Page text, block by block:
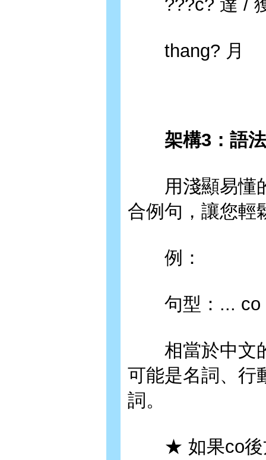
???c? 達 /
thang? 月
架構3：語法
用淺顯易懂的
合例句，讓您輕
例：
句型：... co
相當於中文
可能是名詞、行
詞。
★ 如果co後方